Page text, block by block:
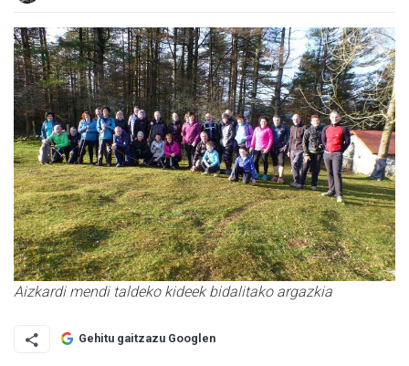
Aizkardi mendi taldeko kideek bidalitako argazkia
Gehitu gaitzazu Googlen